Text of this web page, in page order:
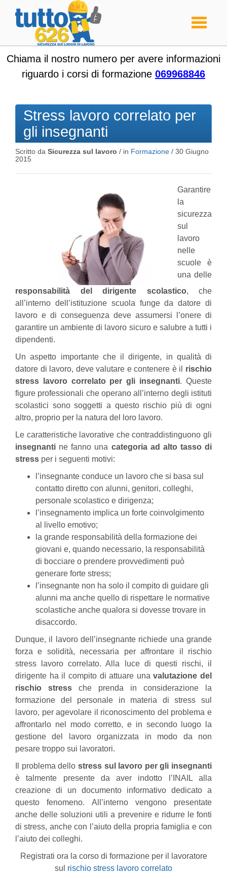
Toggle
Chiama il nostro numero per avere informazioni
riguardo i corsi di formazione 069968846
Stress lavoro correlato per
gli insegnanti
Scritto da Sicurezza sul lavoro / in Formazione / 30 Giugno
2015
Garantire
la
sicurezza
sul
lavoro
nelle
scuole è
una delle
responsabilità del dirigente scolastico, che
all’interno dell’istituzione scuola funge da datore di
lavoro e di conseguenza deve assumersi l’onere di
garantire un ambiente di lavoro sicuro e salubre a tutti i
dipendenti.
Un aspetto importante che il dirigente, in qualità di
datore di lavoro, deve valutare e contenere è il rischio
stress lavoro correlato per gli insegnanti. Queste
figure professionali che operano all’interno degli istituti
scolastici sono soggetti a questo rischio più di ogni
altro, proprio per la natura del loro lavoro.
Le caratteristiche lavorative che contraddistinguono gli
insegnanti ne fanno una categoria ad alto tasso di
stress per i seguenti motivi:
l’insegnante conduce un lavoro che si basa sul
contatto diretto con alunni, genitori, colleghi,
personale scolastico e dirigenza;
l’insegnamento implica un forte coinvolgimento
al livello emotivo;
la grande responsabilità della formazione dei
giovani e, quando necessario, la responsabilità
di bocciare o prendere provvedimenti può
generare forte stress;
l’insegnante non ha solo il compito di guidare gli
alunni ma anche quello di rispettare le normative
scolastiche anche qualora si dovesse trovare in
disaccordo.
Dunque, il lavoro dell’insegnante richiede una grande
forza e solidità, necessaria per affrontare il rischio
stress lavoro correlato. Alla luce di questi rischi, il
dirigente ha il compito di attuare unavalutazione del
rischio stress che prenda in considerazione la
formazione del personale in materia di stress sul
lavoro, per agevolare il riconoscimento del problema e
affrontarlo nel modo corretto, e in secondo luogo la
gestione del lavoro organizzata in modo da non
pesare troppo sui lavoratori.
Il problema dello stress sul lavoro per gli insegnanti
è talmente presente da aver indotto l’INAIL alla
creazione di un documento informativo dedicato a
questo fenomeno. All’interno vengono presentate
anche delle soluzioni utili a prevenire e ridurre le fonti
di stress, anche con l’aiuto della propria famiglia e con
l’aiuto dei colleghi.
Registrati ora la corso di formazione per il lavoratore
sul rischio stress lavoro correlato